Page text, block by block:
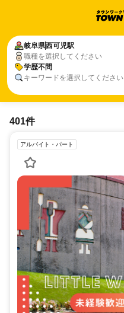
岐阜県西可児駅
職種を選択してください
学歴不問
キーワードを選択してください
401件
アルバイト・パート